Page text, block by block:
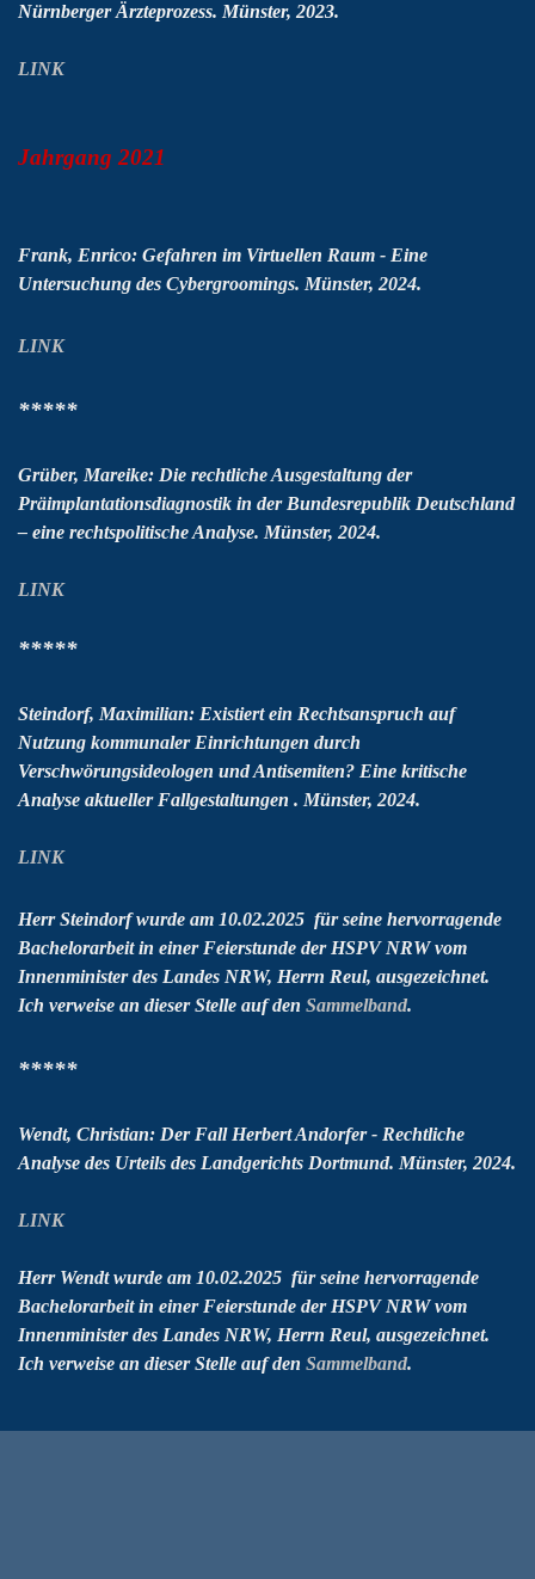
Nürnberger Ärzteprozess. Münster, 2023.
LINK
Jahrgang 2021
Frank, Enrico: Gefahren im Virtuellen Raum - Eine
Untersuchung des Cybergroomings. Münster, 2024.
LINK
*****
Grüber, Mareike: Die rechtliche Ausgestaltung der
Präimplantationsdiagnostik in der Bundesrepublik Deutschland
– eine rechtspolitische Analyse. Münster, 2024.
LINK
*****
Steindorf, Maximilian: Existiert ein Rechtsanspruch auf
Nutzung kommunaler Einrichtungen durch
Verschwörungsideologen und Antisemiten? Eine kritische
Analyse aktueller Fallgestaltungen . Münster, 2024.
LINK
Herr Steindorf wurde am 10.02.2025 für seine hervorragende
Bachelorarbeit in einer Feierstunde der HSPV NRW vom
Innenminister des Landes NRW, Herrn Reul, ausgezeichnet.
Ich verweise an dieser Stelle auf den Sammelband.
*****
Wendt, Christian: Der Fall Herbert Andorfer - Rechtliche
Analyse des Urteils des Landgerichts Dortmund. Münster, 2024.
LINK
Herr Wendt wurde am 10.02.2025 für seine hervorragende
Bachelorarbeit in einer Feierstunde der HSPV NRW vom
Innenminister des Landes NRW, Herrn Reul, ausgezeichnet.
Ich verweise an dieser Stelle auf den Sammelband.